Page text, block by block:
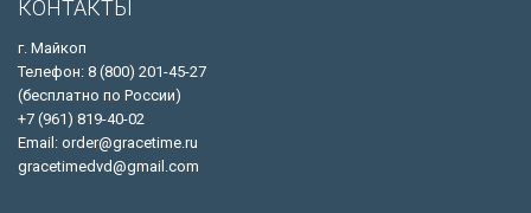
КОНТАКТЫ
г. Майкоп
Телефон: 8 (800) 201-45-27
(бесплатно по России)
+7 (961) 819-40-02
Email: order@gracetime.ru
gracetimedvd@gmail.com